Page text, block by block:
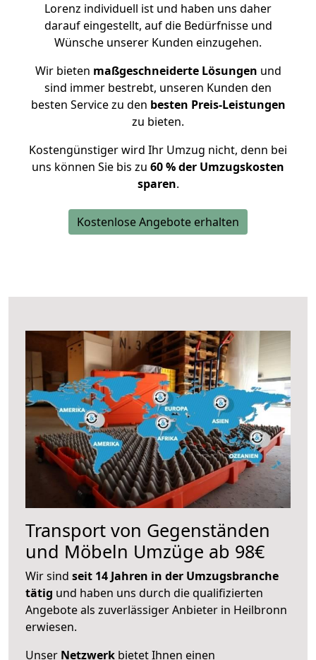
Lorenz individuell ist und haben uns daher
darauf eingestellt, auf die Bedürfnisse und
Wünsche unserer Kunden einzugehen.
Wir bieten maßgeschneiderte Lösungen und
sind immer bestrebt, unseren Kunden den
besten Service zu den besten Preis-Leistungen
zu bieten.
Kostengünstiger wird Ihr Umzug nicht, denn bei
uns können Sie bis zu 60 % der Umzugskosten
sparen.
Kostenlose Angebote erhalten
Transport von Gegenständen
und Möbeln Umzüge ab 98€
Wir sind seit 14 Jahren in der Umzugsbranche
tätig und haben uns durch die qualifizierten
Angebote als zuverlässiger Anbieter in Heilbronn
erwiesen.
Unser Netzwerk bietet Ihnen einen